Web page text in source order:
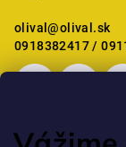
olival@olival.sk
0918382417 /